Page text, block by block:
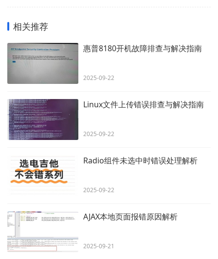
相关推荐
惠普8180开机故障排查与解决指南
2025-09-22
Linux文件上传错误排查与解决指南
2025-09-22
Radio组件未选中时错误处理解析
2025-09-22
AJAX本地页面报错原因解析
2025-09-21